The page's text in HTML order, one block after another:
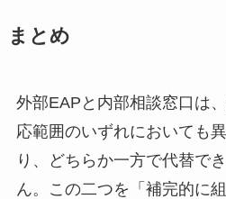
まとめ
外部EAPと内部相談窓口は
応範囲のいずれにおいても
り、どちらか一方で代替で
ん。この二つを「補完的に